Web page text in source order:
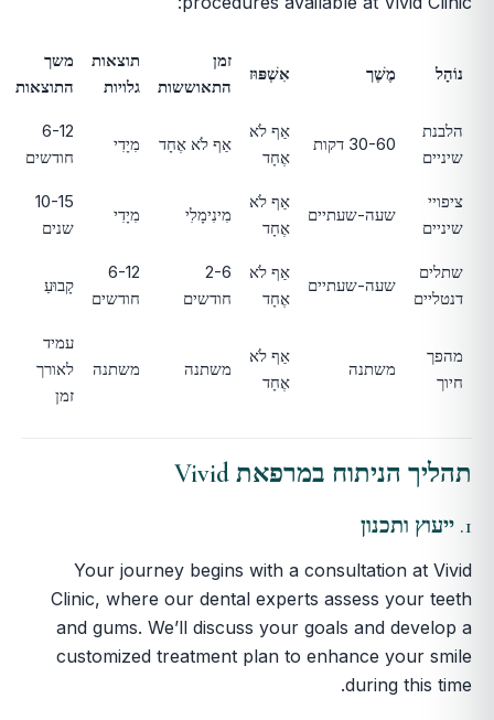
נוֹהָל מֶשֶׁך אִשְׁפּוּז
זמן
התאוששות
תוצאות
גלויות
משך
התוצאות
הלבנת
שיניים
30-60 דקות
אַף לֹא
אֶחָד
אַף לֹא אֶחָד מִיָדִי
6-12
חודשים
ציפויי
שיניים
שעה-שעתיים
אַף לֹא
אֶחָד
מִינִימָלִי מִיָדִי
10-15
שנים
שתלים
דנטליים
שעה-שעתיים
אַף לֹא
אֶחָד
2-6
חודשים
6-12
חודשים
קָבוּעַ
מהפך
חיוך
משתנה
אַף לֹא
אֶחָד
משתנה משתנה
עמיד
לאורך
זמן
תהליך הניתוח במרפאת Vivid
1. ייעוץ ותכנון
Your journey begins with a consultation at Vivid
Clinic, where our dental experts assess your teeth
and gums. We’ll discuss your goals and develop a
customized treatment plan to enhance your smile
during this time.